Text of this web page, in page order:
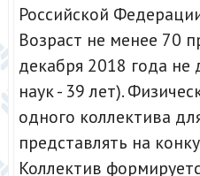
Российской
Возраст не менее 70
декабря 2018 года
наук - 39 лет).
одного коллектива
представлять на
Коллектив